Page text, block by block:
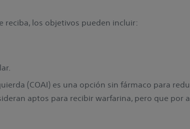
reciba, los objetivos pueden incluir:
(COAI) es una opción sin fármaco para
aptos para recibir warfarina, pero que por